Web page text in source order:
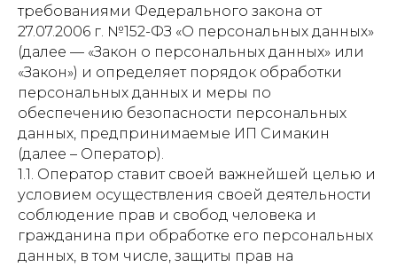
требованиями Федерального закона от
27.07.2006 г. №152-ФЗ «О персональных данных»
(далее — «Закон о персональных данных» или
«Закон») и определяет порядок обработки
персональных данных и меры по
обеспечению безопасности персональных
данных, предпринимаемые ИП Симакин
(далее – Оператор).
1.1. Оператор ставит своей важнейшей целью и
условием осуществления своей деятельности
соблюдение прав и свобод человека и
гражданина при обработке его персональных
данных, в том числе, защиты прав на